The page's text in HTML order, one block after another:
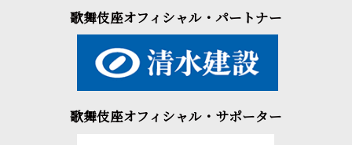
歌舞伎座オフィシャル・パートナー
歌舞伎座オフィシャル・サポーター